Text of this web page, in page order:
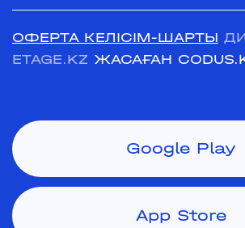
ОФЕРТА КЕЛІСІМ-ШАРТЫ
ETAGE.KZ ЖАСАҒАН
Google Play
App Store